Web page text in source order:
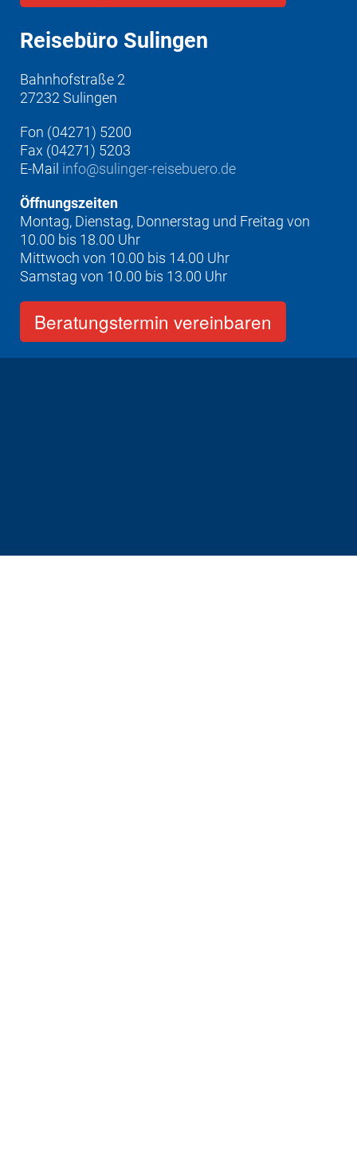
Reisebüro Sulingen
Bahnhofstraße 2
27232 Sulingen
Fon (04271) 5200
Fax (04271) 5203
E-Mail info@sulinger-reisebuero.de
Öffnungszeiten
Montag, Dienstag, Donnerstag und Freitag von
10.00 bis 18.00 Uhr
Mittwoch von 10.00 bis 14.00 Uhr
Samstag von 10.00 bis 13.00 Uhr
Beratungstermin vereinbaren